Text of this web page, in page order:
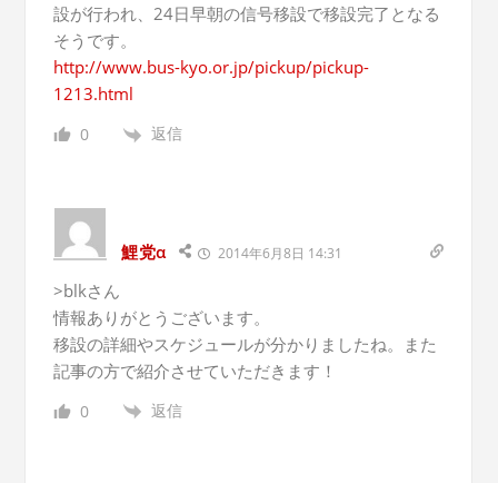
設が行われ、24日早朝の信号移設で移設完了となる
そうです。
http://www.bus-kyo.or.jp/pickup/pickup-
1213.html
0 返信
鯉党α 2014年6月8日 14:31
>blkさん
情報ありがとうございます。
移設の詳細やスケジュールが分かりましたね。また
記事の方で紹介させていただきます！
0 返信